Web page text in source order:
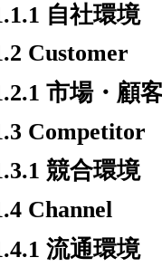
自社環境
Customer
市場・顧
Competitor
競合環境
Channel
流通環境